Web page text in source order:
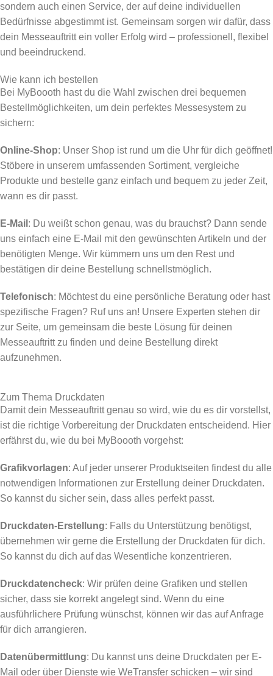
sondern auch einen Service, der auf deine individuellen
Bedürfnisse abgestimmt ist. Gemeinsam sorgen wir dafür, dass
dein Messeauftritt ein voller Erfolg wird – professionell, flexibel
und beeindruckend.
Wie kann ich bestellen
Bei MyBoooth hast du die Wahl zwischen drei bequemen
Bestellmöglichkeiten, um dein perfektes Messesystem zu
sichern:
Online-Shop: Unser Shop ist rund um die Uhr für dich geöffnet!
Stöbere in unserem umfassenden Sortiment, vergleiche
Produkte und bestelle ganz einfach und bequem zu jeder Zeit,
wann es dir passt.
E-Mail : Du weißt schon genau, was du brauchst? Dann sende
uns einfach eine E-Mail mit den gewünschten Artikeln und der
benötigten Menge. Wir kümmern uns um den Rest und
bestätigen dir deine Bestellung schnellstmöglich.
Telefonisch: Möchtest du eine persönliche Beratung oder hast
spezifische Fragen? Ruf uns an! Unsere Experten stehen dir
zur Seite, um gemeinsam die beste Lösung für deinen
Messeauftritt zu finden und deine Bestellung direkt
aufzunehmen.
Zum Thema Druckdaten
Damit dein Messeauftritt genau so wird, wie du es dir vorstellst,
ist die richtige Vorbereitung der Druckdaten entscheidend. Hier
erfährst du, wie du bei MyBoooth vorgehst:
Grafikvorlagen: Auf jeder unserer Produktseiten findest du alle
notwendigen Informationen zur Erstellung deiner Druckdaten.
So kannst du sicher sein, dass alles perfekt passt.
Druckdaten-Erstellung: Falls du Unterstützung benötigst,
übernehmen wir gerne die Erstellung der Druckdaten für dich.
So kannst du dich auf das Wesentliche konzentrieren.
Druckdatencheck: Wir prüfen deine Grafiken und stellen
sicher, dass sie korrekt angelegt sind. Wenn du eine
ausführlichere Prüfung wünschst, können wir das auf Anfrage
für dich arrangieren.
Datenübermittlung: Du kannst uns deine Druckdaten per E-
Mail oder über Dienste wie WeTransfer schicken – wir sind